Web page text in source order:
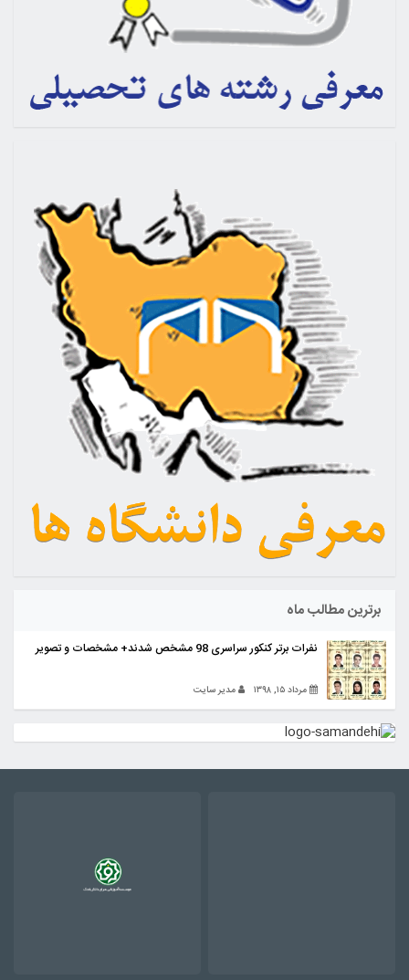
برترین مطالب ماه
نفرات برتر کنکور سراسری 98 مشخص شدند+ مشخصات و تصویر
مرداد ۱۵, ۱۳۹۸ مدیر سایت